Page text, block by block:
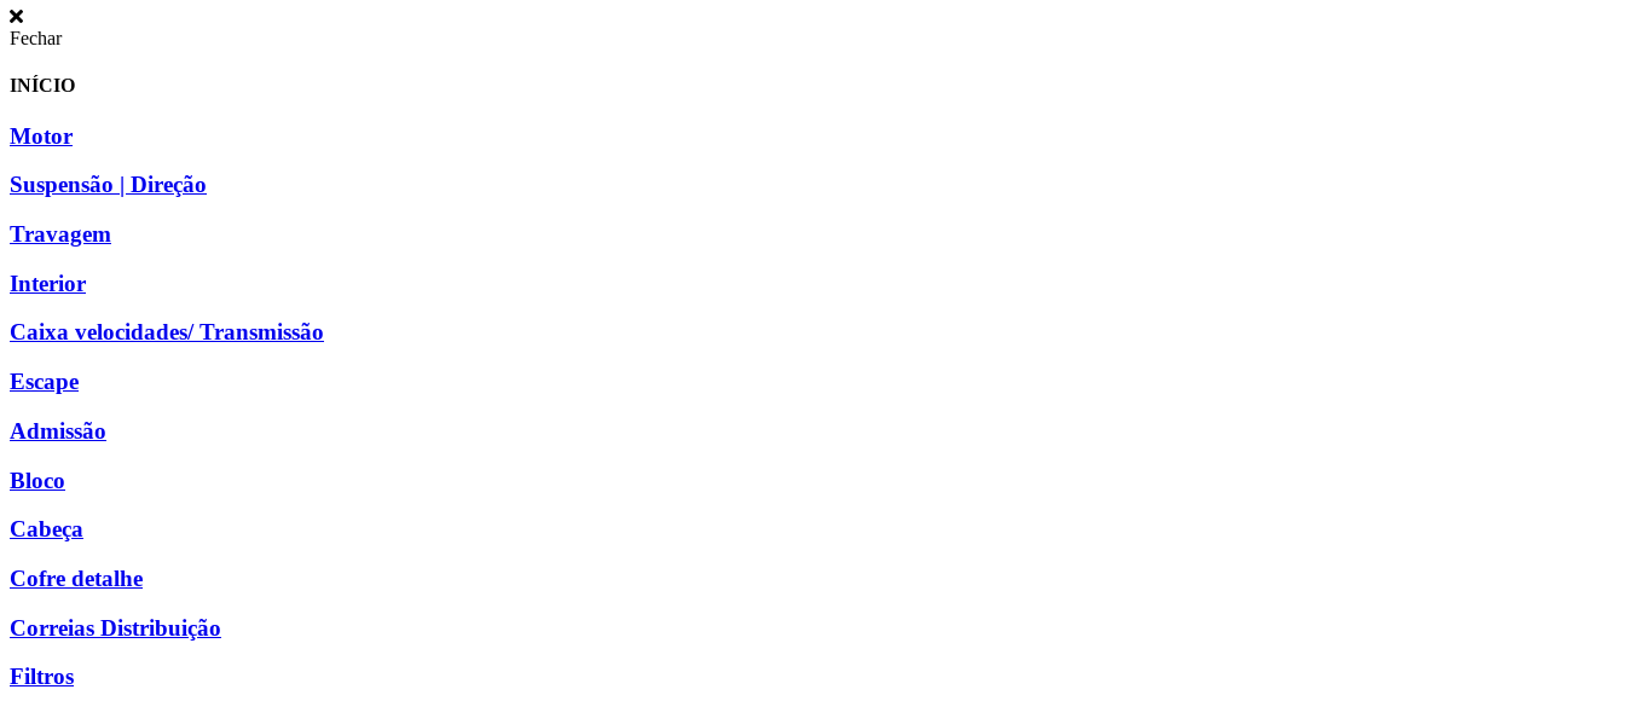
Fechar
INÍCIO
Motor
Suspensão | Direção
Travagem
Interior
Caixa velocidades/ Transmissão
Escape
Admissão
Bloco
Cabeça
Cofre detalhe
Correias Distribuição
Filtros